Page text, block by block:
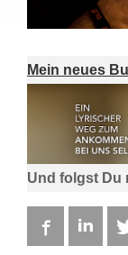
Mein neues
Und folgst Du
Facebook